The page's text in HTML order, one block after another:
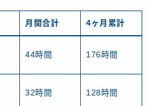
月間合計 4ヶ月累計
44時間 176時間
32時間 128時間